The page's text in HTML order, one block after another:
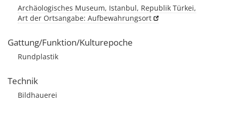
Archäologisches Museum, Istanbul, Republik Türkei,
Art der Ortsangabe: Aufbewahrungsort
Gattung/Funktion/Kulturepoche
Rundplastik
Technik
Bildhauerei